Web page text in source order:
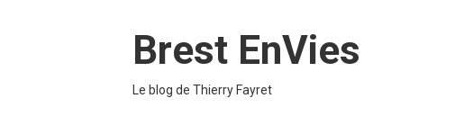
Brest EnVies
Le blog de Thierry Fayret